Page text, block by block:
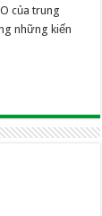
của trung
những kiến